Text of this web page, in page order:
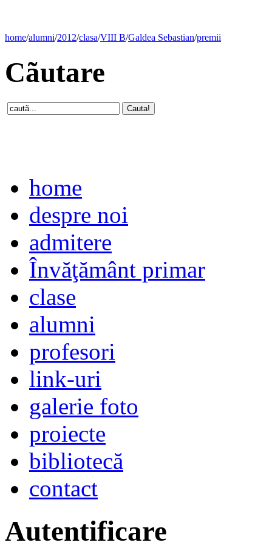
home/alumni/2012/clasa/VIII B/Galdea Sebastian/premii
Cãutare
home
despre noi
admitere
Învăţământ primar
clase
alumni
profesori
link-uri
galerie foto
proiecte
bibliotecă
contact
Autentificare